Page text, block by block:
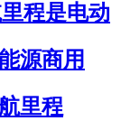
程是电动
源商用
里程